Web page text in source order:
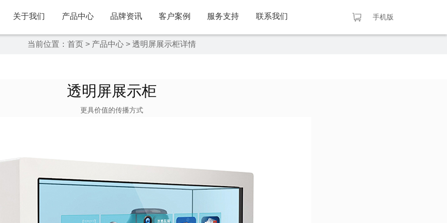
关于我们 产品中心 品牌资讯 客户案例 服务支持 联系我们 手机版
当前位置： 首页 > 产品中心 > 透明屏展示柜详情
透明屏展示柜
更具价值的传播方式